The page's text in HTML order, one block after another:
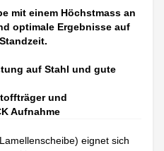
mit einem Höchstmass an
optimale Ergebnisse auf
auf Stahl und gute
und
Aufnahme
eignet sich